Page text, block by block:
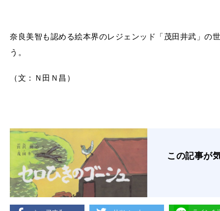
奈良美智も認める絵本界のレジェンッド「茂田井武」の
う。
（文：Ｎ田Ｎ昌）
この記事が